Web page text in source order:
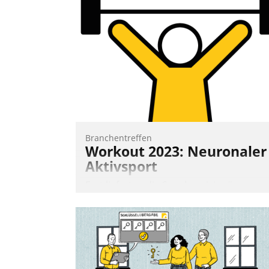
meistern und Workloads wuppen – bei
zunehmend anspruchsvollen Aufgaben
und abnehmendem Nachwuchs?
Nadja Hußmann
Branchentreffen
Workout 2023: Neuronaler
Aktivsport
aktiv und sammelten methodisch
Vernetzungsideen fürs Quartier.
Dazwischen zeigte Datatrain, was es
Neues zu bieten hat.